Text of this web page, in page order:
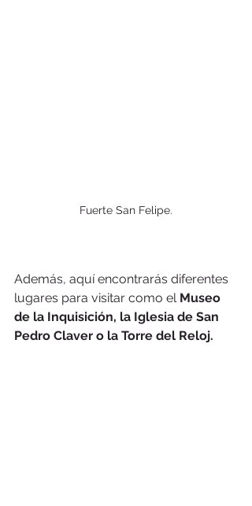
Fuerte San Felipe.
Además, aquí encontrarás diferentes
lugares para visitar como el Museo
de la Inquisición, la Iglesia de San
Pedro Claver o la Torre del Reloj.